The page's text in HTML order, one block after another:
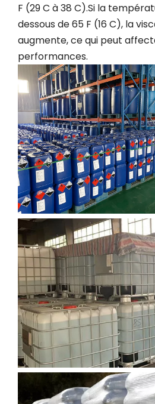
F (29 C à 38 C).Si la
dessous de 65 F (16 C), la
augmente, ce qui peut
performances.